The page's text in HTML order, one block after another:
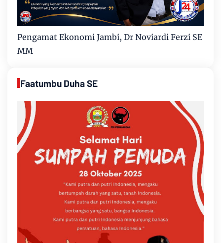
Pengamat Ekonomi Jambi, Dr Noviardi Ferzi SE
MM
Faatumbu Duha SE